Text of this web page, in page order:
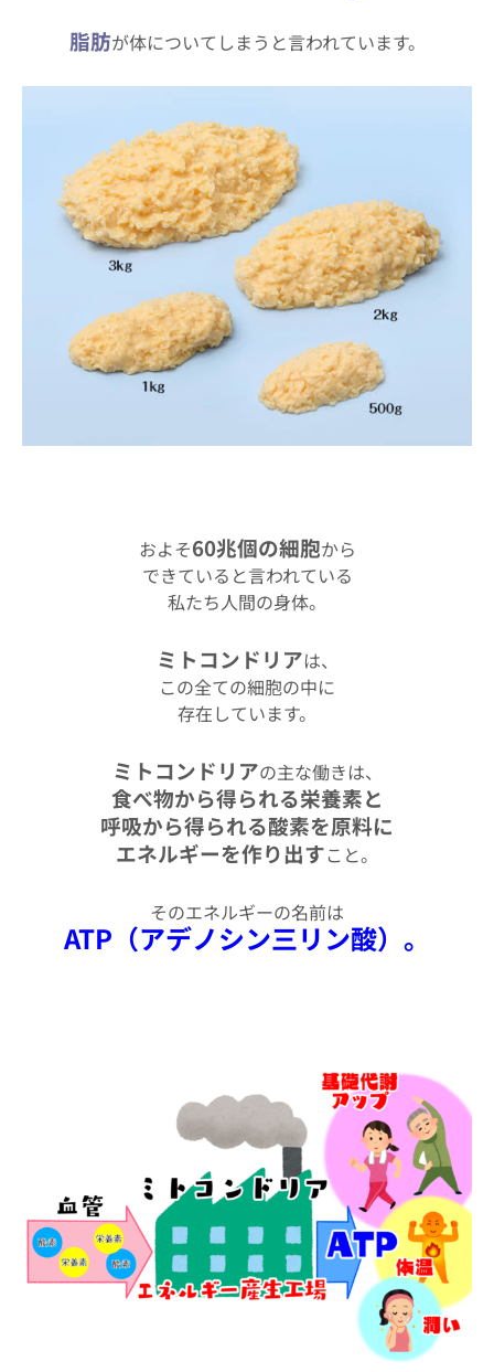
脂肪が体についてしまうと言われています。
およそ60兆個の細胞から
できていると言われている
私たち人間の身体。
ミトコンドリアは、
この全ての細胞の中に
存在しています。
ミトコンドリアの主な働きは、
食べ物から得られる栄養素と
呼吸から得られる酸素を原料に
エネルギーを作り出すこと。
そのエネルギーの名前は
ATP（アデノシン三リン酸）。